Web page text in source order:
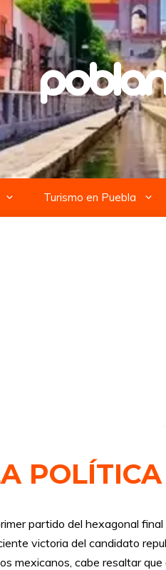
Turismo en Puebla
partido del hexagonal
victoria del candidato
mexicanos, cabe resaltar